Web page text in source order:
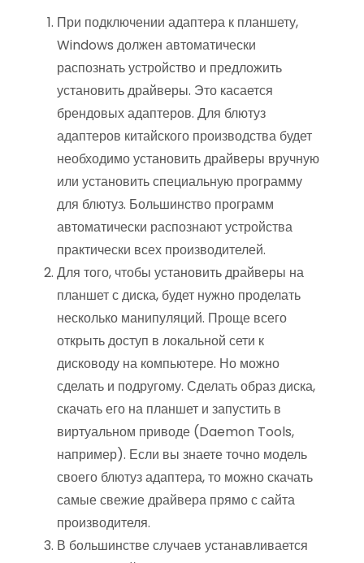
При подключении адаптера к планшету,
Windows должен автоматически
распознать устройство и предложить
установить драйверы. Это касается
брендовых адаптеров. Для блютуз
адаптеров китайского производства будет
необходимо установить драйверы вручную
или установить специальную программу
для блютуз. Большинство программ
автоматически распознают устройства
практически всех производителей.
Для того, чтобы установить драйверы на
планшет с диска, будет нужно проделать
несколько манипуляций. Проще всего
открыть доступ в локальной сети к
дисководу на компьютере. Но можно
сделать и подругому. Сделать образ диска,
скачать его на планшет и запустить в
виртуальном приводе (Daemon Tools,
например). Если вы знаете точно модель
своего блютуз адаптера, то можно скачать
самые свежие драйвера прямо с сайта
производителя.
В большинстве случаев устанавливается